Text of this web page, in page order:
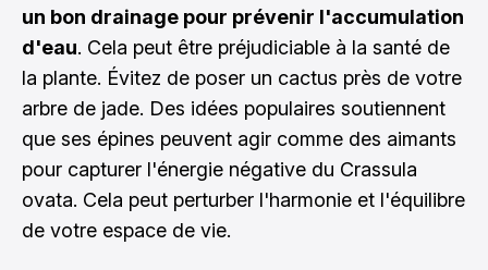
un bon drainage pour prévenir l'accumulation
d'eau. Cela peut être préjudiciable à la santé de
la plante. Évitez de poser un cactus près de votre
arbre de jade. Des idées populaires soutiennent
que ses épines peuvent agir comme des aimants
pour capturer l'énergie négative du Crassula
ovata. Cela peut perturber l'harmonie et l'équilibre
de votre espace de vie.